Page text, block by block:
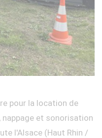
pour la location de
nappage et sonorisation
l'Alsace (Haut Rhin /